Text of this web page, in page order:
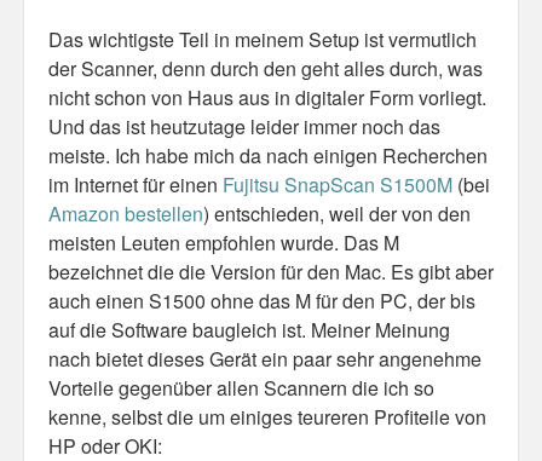
Das wichtigste Teil in meinem Setup ist vermutlich
der Scanner, denn durch den geht alles durch, was
nicht schon von Haus aus in digitaler Form vorliegt.
Und das ist heutzutage leider immer noch das
meiste. Ich habe mich da nach einigen Recherchen
im Internet für einen Fujitsu SnapScan S1500M (bei
Amazon bestellen) entschieden, weil der von den
meisten Leuten empfohlen wurde. Das M
bezeichnet die die Version für den Mac. Es gibt aber
auch einen S1500 ohne das M für den PC, der bis
auf die Software baugleich ist. Meiner Meinung
nach bietet dieses Gerät ein paar sehr angenehme
Vorteile gegenüber allen Scannern die ich so
kenne, selbst die um einiges teureren Profiteile von
HP oder OKI: